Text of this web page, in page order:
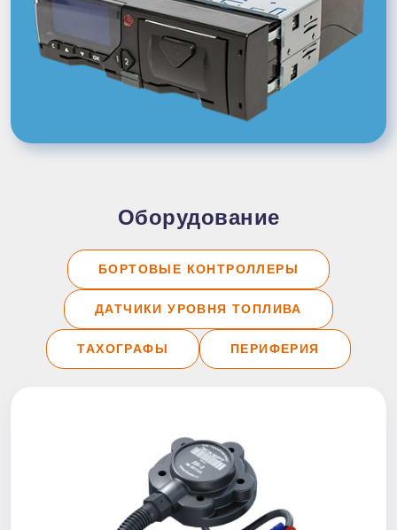
Оборудование
БОРТОВЫЕ КОНТРОЛЛЕРЫ
ДАТЧИКИ УРОВНЯ ТОПЛИВА
ТАХОГРАФЫ ПЕРИФЕРИЯ